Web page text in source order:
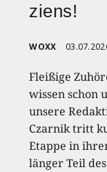
ziens!
WOXX
Fleißige
wissen schon
unsere
Czarnik tritt
Etappe in
länger Teil